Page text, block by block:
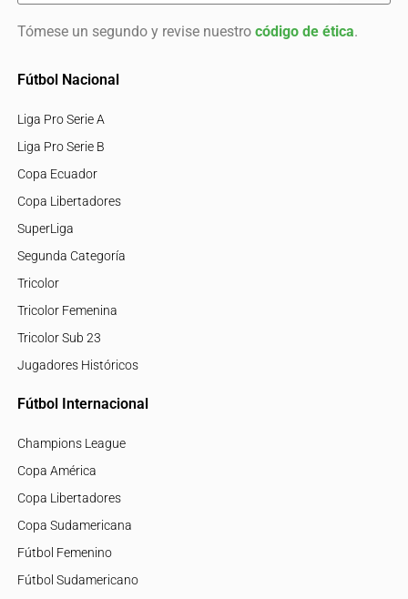
Tómese un segundo y revise nuestro código de ética.
Fútbol Nacional
Liga Pro Serie A
Liga Pro Serie B
Copa Ecuador
Copa Libertadores
SuperLiga
Segunda Categoría
Tricolor
Tricolor Femenina
Tricolor Sub 23
Jugadores Históricos
Fútbol Internacional
Champions League
Copa América
Copa Libertadores
Copa Sudamericana
Fútbol Femenino
Fútbol Sudamericano